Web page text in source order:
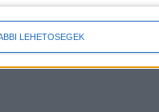
LEHETŐSÉGEK